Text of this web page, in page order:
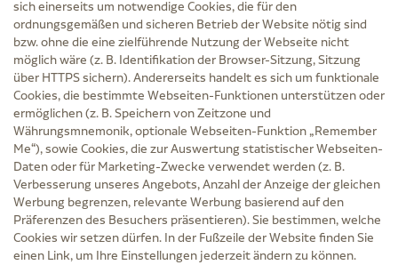
Service
Versand und Lieferzeit
Kontakt
FAQ
AGB
Cookie-Einstellungen
Datenschutz
Erklärung zur Barrierefreiheit
Widerruf
Impressum
Zu Risiken und Nebenwirkungen lesen Sie die Packungsbeilage und fragen Sie
sich einerseits um notwendige Cookies, die für den
ordnungsgemäßen und sicheren Betrieb der Website nötig sind
bzw. ohne die eine zielführende Nutzung der Webseite nicht
möglich wäre (z. B. Identifikation der Browser-Sitzung, Sitzung
über HTTPS sichern). Andererseits handelt es sich um funktionale
Cookies, die bestimmte Webseiten-Funktionen unterstützen oder
ermöglichen (z. B. Speichern von Zeitzone und
Währungsmnemonik, optionale Webseiten-Funktion „Remember
Me“), sowie Cookies, die zur Auswertung statistischer Webseiten-
Daten oder für Marketing-Zwecke verwendet werden (z. B.
Verbesserung unseres Angebots, Anzahl der Anzeige der gleichen
Werbung begrenzen, relevante Werbung basierend auf den
Präferenzen des Besuchers präsentieren). Sie bestimmen, welche
Cookies wir setzen dürfen. In der Fußzeile der Website finden Sie
einen Link, um Ihre Einstellungen jederzeit ändern zu können.